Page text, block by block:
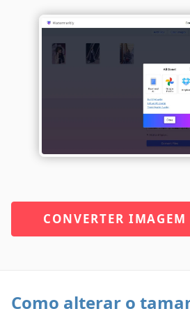
CONVERTER IMAGEM
Como alterar o